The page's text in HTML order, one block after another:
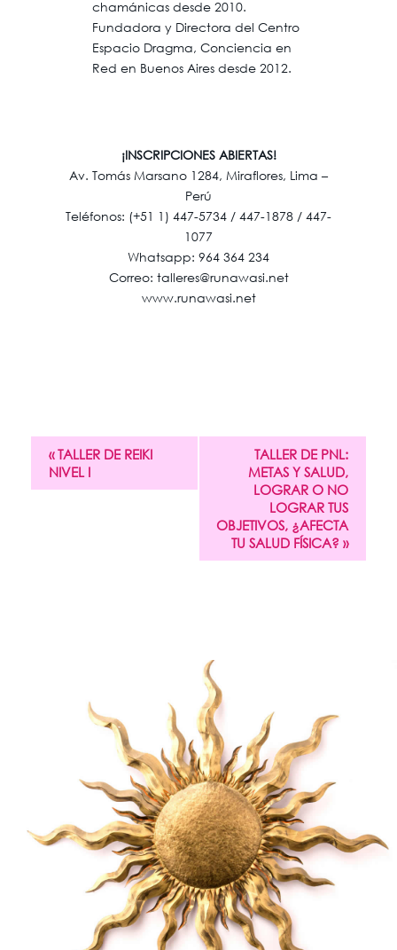
chamánicas desde 2010.
Fundadora y Directora del Centro
Espacio Dragma, Conciencia en
Red en Buenos Aires desde 2012.
¡INSCRIPCIONES ABIERTAS!
Av. Tomás Marsano 1284, Miraflores, Lima –
Perú
Teléfonos: (+51 1) 447-5734 / 447-1878 / 447-
1077
Whatsapp: 964 364 234
Correo: talleres@runawasi.net
www.runawasi.net
«TALLER DE REIKI
NIVEL I
TALLER DE PNL:
METAS Y SALUD,
LOGRAR O NO
LOGRAR TUS
OBJETIVOS, ¿AFECTA
TU SALUD FÍSICA? »